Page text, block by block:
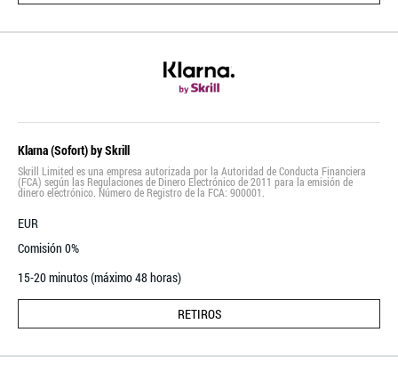
Klarna (Sofort) by Skrill
Skrill Limited es una empresa autorizada por la Autoridad de Conducta Financiera
(FCA) según las Regulaciones de Dinero Electrónico de 2011 para la emisión de
dinero electrónico. Número de Registro de la FCA: 900001.
EUR
Comisión 0%
15-20 minutos (máximo 48 horas)
RETIROS